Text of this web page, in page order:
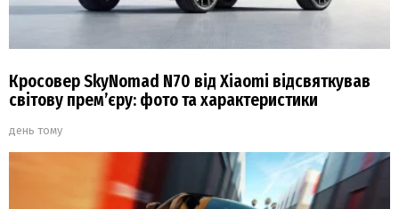
Кросовер SkyNomad N70 від Xiaomi відсвяткував
світову прем’єру: фото та характеристики
день тому